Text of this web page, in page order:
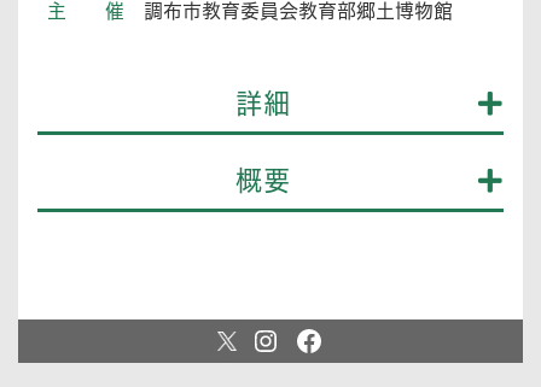
主催 調布市教育委員会教育部郷土博物館
詳細
概要